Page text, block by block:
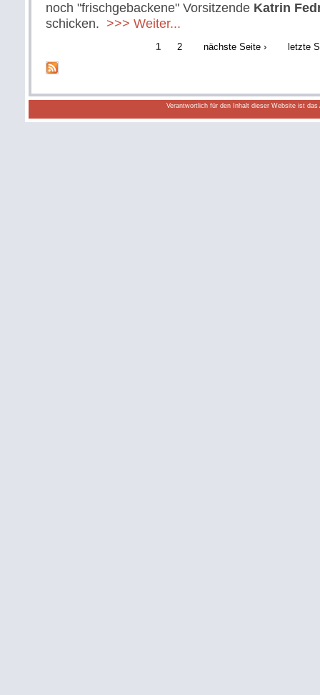
noch "frischgebackene" Vorsitzende Katrin
schicken. >>> Weiter...
1 2 nächste Seite › letzte
Verantwortlich für den Inhalt dieser Website ist